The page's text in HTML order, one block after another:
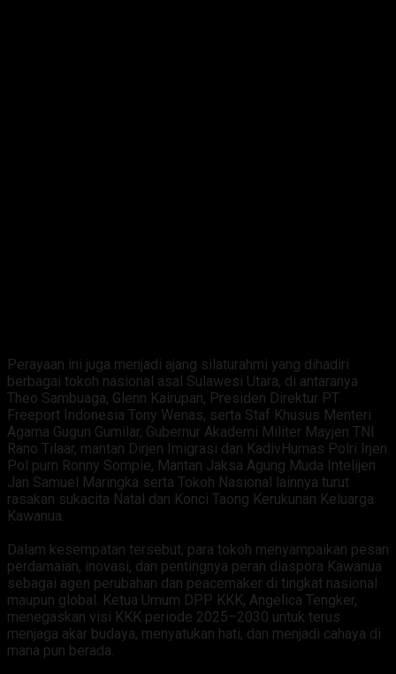
‎Perayaan ini juga menjadi ajang silaturahmi yang dihadiri
berbagai tokoh nasional asal Sulawesi Utara, di antaranya
Theo Sambuaga, Glenn Kairupan, Presiden Direktur PT
Freeport Indonesia Tony Wenas, serta Staf Khusus Menteri
Agama Gugun Gumilar, Gubernur Akademi Militer Mayjen TNI
Rano Tilaar, mantan Dirjen Imigrasi dan KadivHumas Polri Irjen
Pol purn Ronny Sompie, Mantan Jaksa Agung Muda Intelijen
Jan Samuel Maringka serta Tokoh Nasional lainnya turut
rasakan sukacita Natal dan Konci Taong Kerukunan Keluarga
Kawanua.
‎Dalam kesempatan tersebut, para tokoh menyampaikan pesan
perdamaian, inovasi, dan pentingnya peran diaspora Kawanua
sebagai agen perubahan dan peacemaker di tingkat nasional
maupun global. Ketua Umum DPP KKK, Angelica Tengker,
menegaskan visi KKK periode 2025–2030 untuk terus
menjaga akar budaya, menyatukan hati, dan menjadi cahaya di
mana pun berada.